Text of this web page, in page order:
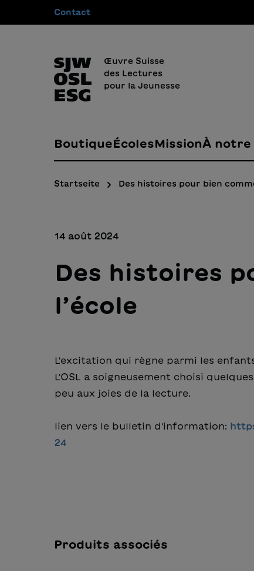
Passer à la navigation principale
Contact
Œuvre Suisse
des Lectures
pour la Jeunesse
BoutiqueÉcolesMissionÀ notre
Startseite Des histoires pour bien
14 août 2024
Des histoires
l’école
L'excitation qui règne parmi les
L'OSL a soigneusement choisi
peu aux joies de la lecture.
lien vers le bulletin d'information:
24
Produits associés